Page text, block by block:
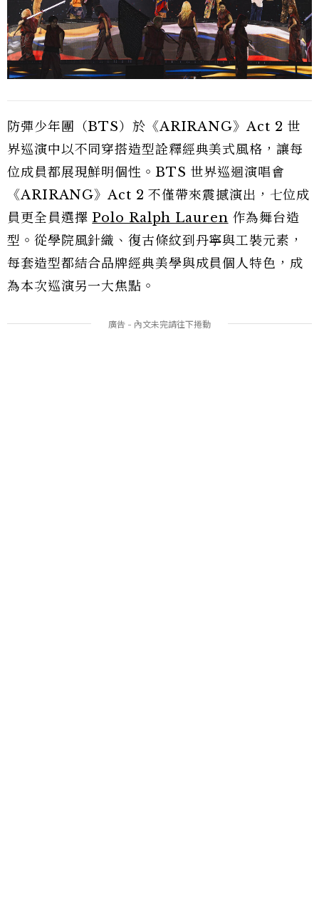
防彈少年團（BTS）於《ARIRANG》Act 2 世
界巡演中以不同穿搭造型詮釋經典美式風格，讓每
位成員都展現鮮明個性。BTS 世界巡迴演唱會
《ARIRANG》Act 2 不僅帶來震撼演出，七位成
員更全員選擇 Polo Ralph Lauren 作為舞台造
型。從學院風針織、復古條紋到丹寧與工裝元素，
每套造型都結合品牌經典美學與成員個人特色，成
為本次巡演另一大焦點。